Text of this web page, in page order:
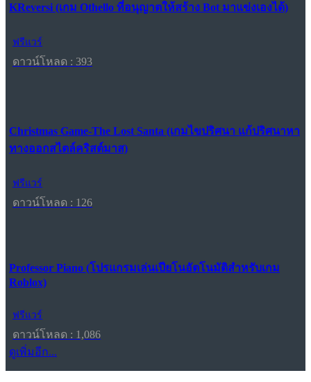
KReversi (เกม Othello ที่อนุญาตให้สร้าง Bot มาแข่งเองได้)
ฟรีแวร์
ดาวน์โหลด : 393
Christmas Game-The Lost Santa (เกมไขปริศนา แก้ปริศนาหา
ทางออกสไตล์คริสต์มาส)
ฟรีแวร์
ดาวน์โหลด : 126
Professor Piano (โปรแกรมเล่นเปียโนอัตโนมัติสำหรับเกม
Roblox)
ฟรีแวร์
ดาวน์โหลด : 1,086
ดูเพิ่มอีก...